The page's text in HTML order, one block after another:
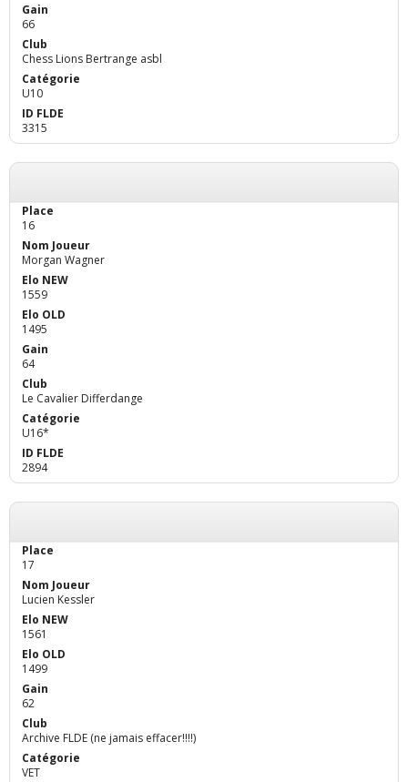
66
Chess Lions Bertrange asbl
U10
3315
16
Morgan Wagner
1559
1495
64
Le Cavalier Differdange
U16*
2894
17
Lucien Kessler
1561
1499
62
Archive FLDE (ne jamais effacer!!!!)
VET